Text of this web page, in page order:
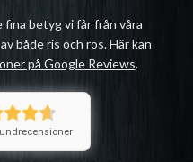
betyg vi får från våra
både ris och ros. Här kan
på Google Reviews.